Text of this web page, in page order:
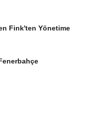
Fink'ten Yönetime